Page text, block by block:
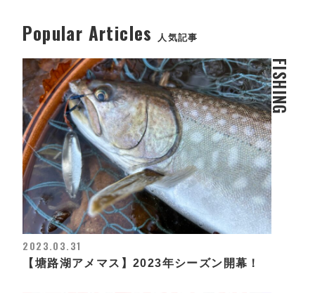
Popular Articles 人気記事
FISHING
2023.03.31
【塘路湖アメマス】2023年シーズン開幕！